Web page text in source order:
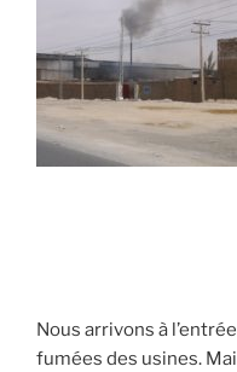
Nous arrivons à
fumées des usines.